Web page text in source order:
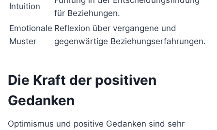
Intuition
für Beziehungen.
Emotionale
Muster
Reflexion über vergangene und
gegenwärtige Beziehungserfahrungen.
Die Kraft der positiven
Gedanken
Optimismus und positive Gedanken sind sehr